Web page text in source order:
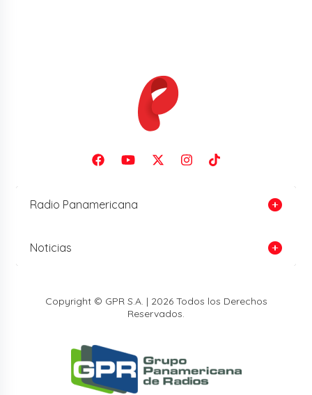
Radio Panamericana
Noticias
Copyright © GPR S.A. | 2026 Todos los Derechos
Reservados.